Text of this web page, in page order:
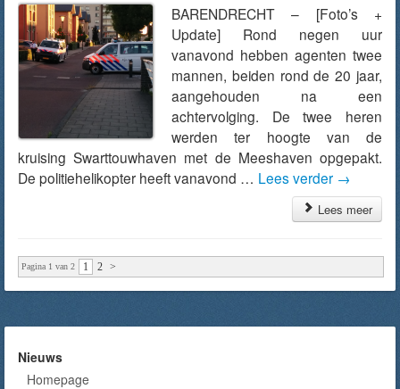
BARENDRECHT – [Foto’s +
Update] Rond negen uur
vanavond hebben agenten twee
mannen, beiden rond de 20 jaar,
aangehouden na een
achtervolging. De twee heren
werden ter hoogte van de
kruising Swarttouwhaven met de Meeshaven opgepakt.
De politiehelikopter heeft vanavond … Lees verder →
Lees meer
Pagina 1 van 2 1 2 >
Nieuws
Homepage